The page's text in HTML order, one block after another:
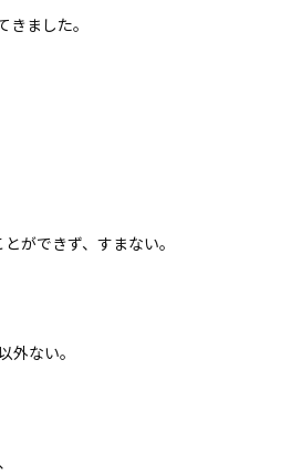
ました。
ができず、すまない。
外ない。